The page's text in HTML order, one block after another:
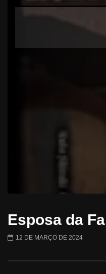
Esposa da
12 DE MARÇO DE 2024